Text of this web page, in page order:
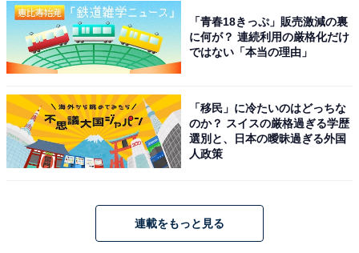
ファミマからたくさんのスイーツが販売されましたが、
2021年6月22日に発売した「バタービスケットサンド」
は、発売から166日間で2000万食を突破する人気ぶり。
（「チーズ」「ショコラ」「ラムレーズン」「レモン」
「キャラメルナッツ」「ピスタチオ」の累計販売数。
「レモン」「キャラメルナッツ」は販売終了）これは
Famima Sweets史上最速の販売記録です。筆者も発売当
「青春18きっぷ」販売激減の裏
に何が？ 連続利用の厳格化だけ
ではない「本当の理由」
「移民」に冷たいのはどっちな
のか？ スイスの厳格過ぎる学歴
選別と、日本の曖昧過ぎる外国
人政策
連載をもっと見る